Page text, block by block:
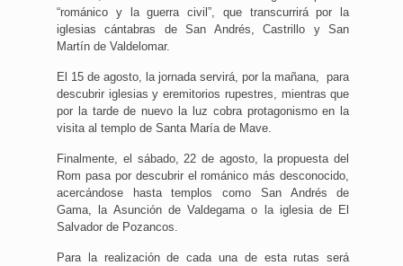
“románico y la guerra civil”, que transcurrirá por la
iglesias cántabras de San Andrés, Castrillo y San
Martín de Valdelomar.
El 15 de agosto, la jornada servirá, por la mañana, para
descubrir iglesias y eremitorios rupestres, mientras que
por la tarde de nuevo la luz cobra protagonismo en la
visita al templo de Santa María de Mave.
Finalmente, el sábado, 22 de agosto, la propuesta del
Rom pasa por descubrir el románico más desconocido,
acercándose hasta templos como San Andrés de
Gama, la Asunción de Valdegama o la iglesia de El
Salvador de Pozancos.
Para la realización de cada una de esta rutas será